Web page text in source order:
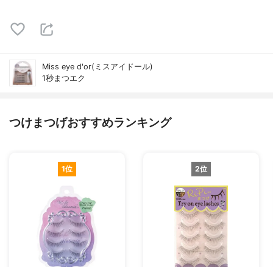
Miss eye d'or(ミスアイドール)
1秒まつエク
つけまつげおすすめランキング
1位 2位